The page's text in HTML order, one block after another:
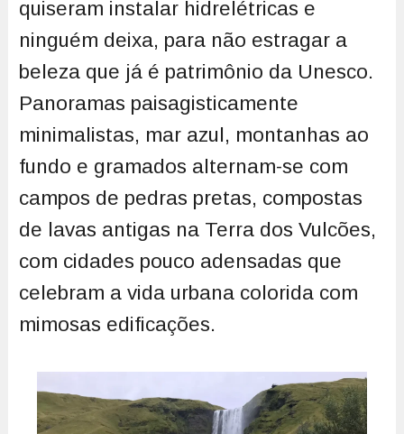
quiseram instalar hidrelétricas e
ninguém deixa, para não estragar a
beleza que já é patrimônio da Unesco.
Panoramas paisagisticamente
minimalistas, mar azul, montanhas ao
fundo e gramados alternam-se com
campos de pedras pretas, compostas
de lavas antigas na Terra dos Vulcões,
com cidades pouco adensadas que
celebram a vida urbana colorida com
mimosas edificações.